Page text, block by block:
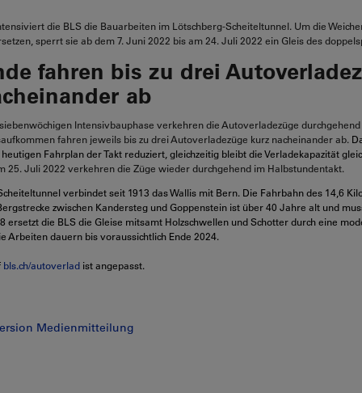
die BLS die Bauarbeiten im Lötschberg-Scheiteltunnel. Um die
sperrt sie ab dem 7. Juni 2022 bis am 24. Juli 2022 ein Gleis des
fahren bis zu drei
ab
Intensivbauphase verkehren die Autoverladezüge
fahren jeweils bis zu drei Autoverladezüge kurz nacheinander ab.
heutigen Fahrplan der Takt reduziert, gleichzeitig bleibt die Verladekapazität
25. Juli 2022 verkehren die Züge wieder durchgehend im Halbstundentakt.
verbindet seit 1913 das Wallis mit Bern. Die Fahrbahn des 14,6
zwischen Kandersteg und Goppenstein ist über 40 Jahre alt und
ersetzt die BLS die Gleise mitsamt Holzschwellen und Schotter durch eine
Arbeiten dauern bis voraussichtlich Ende 2024.
bls.ch/autoverlad ist angepasst.
Medienmitteilung